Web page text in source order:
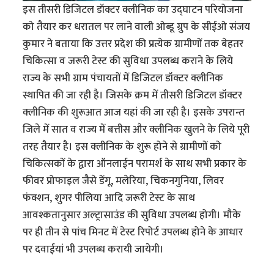
इस तीसरी डिजिटल डॉक्टर क्लीनिक का उद्घाटन परियोजना
को तैयार कर धरातल पर लाने वाली ओब्डू ग्रुप के सीईओ संजय
कुमार ने बताया कि उत्तर प्रदेश की प्रत्येक ग्रामीणों तक बेहतर
चिकित्सा व जरूरी टेस्ट की सुविधा उपलब्ध कराने के लिये
राज्य के सभी ग्राम पंचायतों में डिजिटल डॉक्टर क्लीनिक
स्थापित की जा रही है। जिसके क्रम में तीसरी डिजिटल डॉक्टर
क्लीनिक की शुरूआत आज यहां की जा रही है। इसके उपरान्त
जिले में सात व राज्य में बत्तीस और क्लीनिक खुलने के लिये पूरी
तरह तैयार है। इस क्लीनिक के शुरू होने से ग्रामीणों को
चिकित्सकों के द्वारा ऑनलाईन परामर्श के साथ सभी प्रकार के
फीवर प्रोफाइल जैसे डेंगू, मलेरिया, चिकनगुनिया, लिवर
फंक्शन, शुगर पीलिया आदि जरूरी टेस्ट के साथ
आवश्कतानुसार अल्ट्रासाउंड की सुविधा उपलब्ध होगी। मौके
पर ही तीन से पांच मिनट में टेस्ट रिपोर्ट उपलब्ध होने के आधार
पर दवाईयां भी उपलब्ध करायी जायेगी।